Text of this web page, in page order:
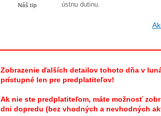
Náš tip
ústnu dutinu.
Zobrazenie ďalších detailov tohoto dňa v
prístupné len pre predplatiteľov!
Ak nie ste predplatiteľom, máte možnosť
dni dopredu (bez vhodných a nevhodných